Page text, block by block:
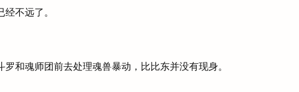
不远了。
和魂师团前去处理魂兽暴动，比比东并没有现身。